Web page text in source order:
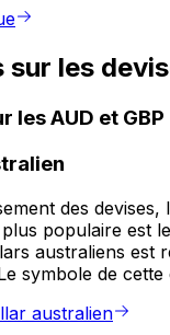
les
les AUD et GBP
des devises,
populaire est
australiens est
symbole de cette
australien